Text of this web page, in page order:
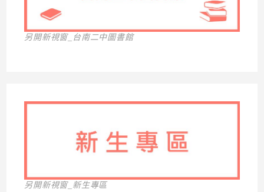
另開新視窗_台南二中圖書館
另開新視窗_新生專區